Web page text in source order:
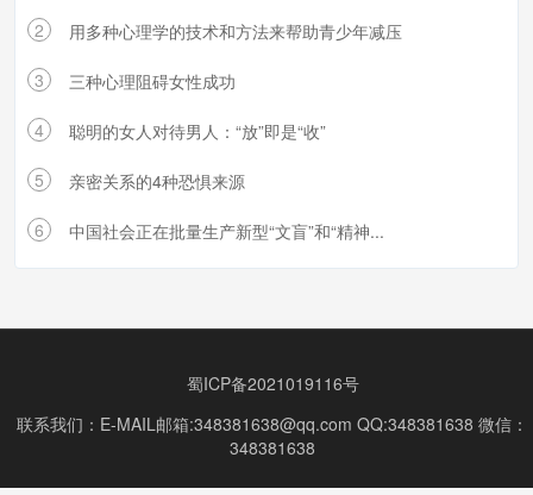
2 用多种心理学的技术和方法来帮助青少年减压
3 三种心理阻碍女性成功
4 聪明的女人对待男人：“放”即是“收”
5 亲密关系的4种恐惧来源
6 中国社会正在批量生产新型“文盲”和“精神...
蜀ICP备2021019116号
联系我们：E-MAIL邮箱:348381638@qq.com QQ:348381638 微信：
348381638